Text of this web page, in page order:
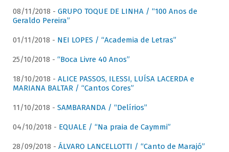
08/11/2018 - GRUPO TOQUE DE LINHA / “100 Anos de
Geraldo Pereira”
01/11/2018 - NEI LOPES / “Academia de Letras”
25/10/2018 - “Boca Livre 40 Anos”
18/10/2018 - ALICE PASSOS, ILESSI, LUÍSA LACERDA e
MARIANA BALTAR / “Cantos Cores”
11/10/2018 - SAMBARANDA / “Delírios”
04/10/2018 - EQUALE / “Na praia de Caymmi”
28/09/2018 - ÁLVARO LANCELLOTTI / “Canto de Marajó”